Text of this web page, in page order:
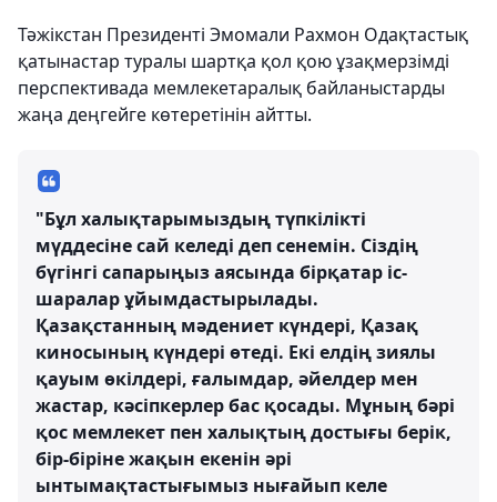
Тәжікстан Президенті Эмомали Рахмон Одақтастық
қатынастар туралы шартқа қол қою ұзақмерзімді
перспективада мемлекетаралық байланыстарды
жаңа деңгейге көтеретінін айтты.
"Бұл халықтарымыздың түпкілікті
мүддесіне сай келеді деп сенемін. Сіздің
бүгінгі сапарыңыз аясында бірқатар іс-
шаралар ұйымдастырылады.
Қазақстанның мәдениет күндері, Қазақ
киносының күндері өтеді. Екі елдің зиялы
қауым өкілдері, ғалымдар, әйелдер мен
жастар, кәсіпкерлер бас қосады. Мұның бәрі
қос мемлекет пен халықтың достығы берік,
бір-біріне жақын екенін әрі
ынтымақтастығымыз нығайып келе